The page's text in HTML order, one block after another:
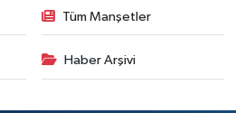
Tüm Manşetler
Haber Arşivi